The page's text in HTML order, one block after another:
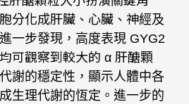
分化成肝臟、心臟、神經及
一步發現，高度表現 GYG2
可觀察到較大的 α 肝醣顆
謝的穩定性，顯示人體中各
生理代謝的恆定。進一步的